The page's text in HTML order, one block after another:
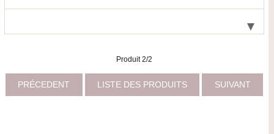
Produit 2/2
PRÉCEDENT LISTE DES PRODUITS SUIVANT